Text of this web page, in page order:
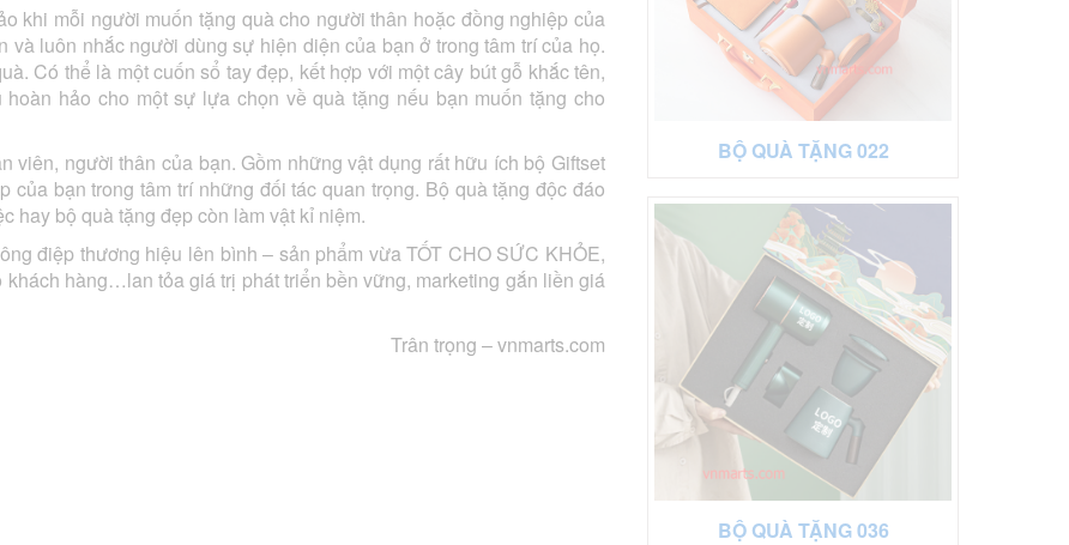
khi mỗi người muốn tặng quà cho người thân hoặc đồng nghiệp của
và luôn nhắc người dùng sự hiện diện của bạn ở trong tâm trí của họ.
Có thể là một cuốn sổ tay đẹp, kết hợp với một cây bút gỗ khắc tên,
hảo cho một sự lựa chọn về quà tặng nếu bạn muốn tặng cho
viên, người thân của bạn. Gồm những vật dụng rất hữu ích bộ Giftset
bạn trong tâm trí những đối tác quan trọng. Bộ quà tặng độc đáo
hay bộ quà tặng đẹp còn làm vật kỉ niệm.
điệp thương hiệu lên bình – sản phẩm vừa TỐT CHO SỨC KHỎE,
hàng…lan tỏa giá trị phát triển bền vững, marketing gắn liền giá
Trân trọng –vnmarts.com
BỘ QUÀ TẶNG 022
BỘ QUÀ TẶNG 036